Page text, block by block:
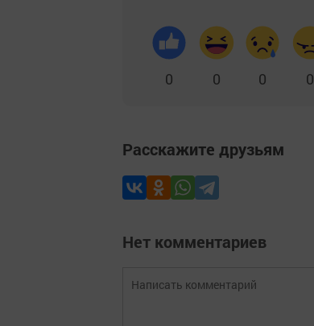
0 0 0 0
Расскажите друзьям
Нет комментариев